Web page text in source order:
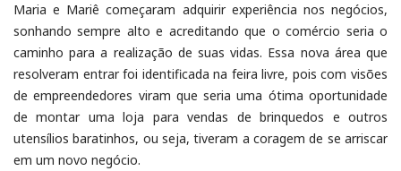
Maria e Mariê começaram adquirir experiência nos negócios,
sonhando sempre alto e acreditando que o comércio seria o
caminho para a realização de suas vidas. Essa nova área que
resolveram entrar foi identificada na feira livre, pois com visões
de empreendedores viram que seria uma ótima oportunidade
de montar uma loja para vendas de brinquedos e outros
utensílios baratinhos, ou seja, tiveram a coragem de se arriscar
em um novo negócio.